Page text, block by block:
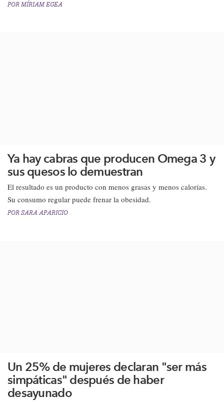
POR MÍRIAM EGEA
Ya hay cabras que producen Omega 3 y
sus quesos lo demuestran
El resultado es un producto con menos grasas y menos calorías.
Su consumo regular puede frenar la obesidad.​
POR SARA APARICIO
Un 25% de mujeres declaran "ser más
simpáticas" después de haber
desayunado